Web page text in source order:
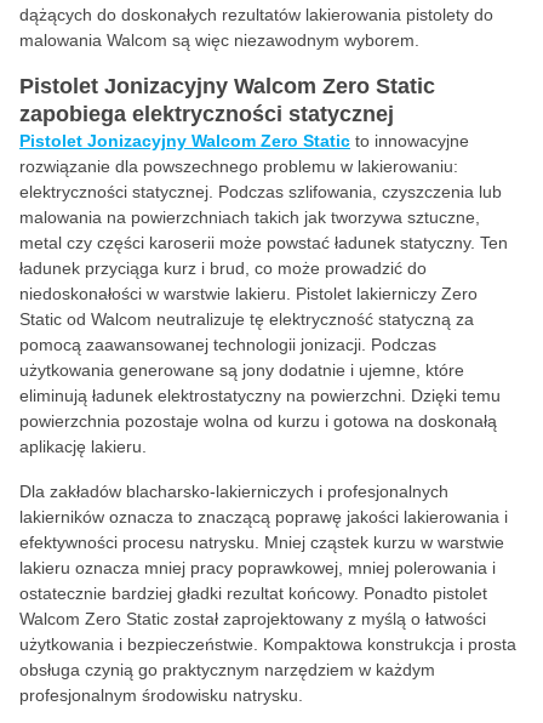
dążących do doskonałych rezultatów lakierowania pistolety do
malowania Walcom są więc niezawodnym wyborem.
Pistolet Jonizacyjny Walcom Zero Static
zapobiega elektryczności statycznej
Pistolet Jonizacyjny Walcom Zero Static to innowacyjne
rozwiązanie dla powszechnego problemu w lakierowaniu:
elektryczności statycznej. Podczas szlifowania, czyszczenia lub
malowania na powierzchniach takich jak tworzywa sztuczne,
metal czy części karoserii może powstać ładunek statyczny. Ten
ładunek przyciąga kurz i brud, co może prowadzić do
niedoskonałości w warstwie lakieru. Pistolet lakierniczy Zero
Static od Walcom neutralizuje tę elektryczność statyczną za
pomocą zaawansowanej technologii jonizacji. Podczas
użytkowania generowane są jony dodatnie i ujemne, które
eliminują ładunek elektrostatyczny na powierzchni. Dzięki temu
powierzchnia pozostaje wolna od kurzu i gotowa na doskonałą
aplikację lakieru.
Dla zakładów blacharsko-lakierniczych i profesjonalnych
lakierników oznacza to znaczącą poprawę jakości lakierowania i
efektywności procesu natrysku. Mniej cząstek kurzu w warstwie
lakieru oznacza mniej pracy poprawkowej, mniej polerowania i
ostatecznie bardziej gładki rezultat końcowy. Ponadto pistolet
Walcom Zero Static został zaprojektowany z myślą o łatwości
użytkowania i bezpieczeństwie. Kompaktowa konstrukcja i prosta
obsługa czynią go praktycznym narzędziem w każdym
profesjonalnym środowisku natrysku.